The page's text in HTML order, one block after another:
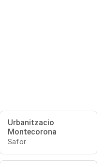
Urbanitzacio
Montecorona
Safor